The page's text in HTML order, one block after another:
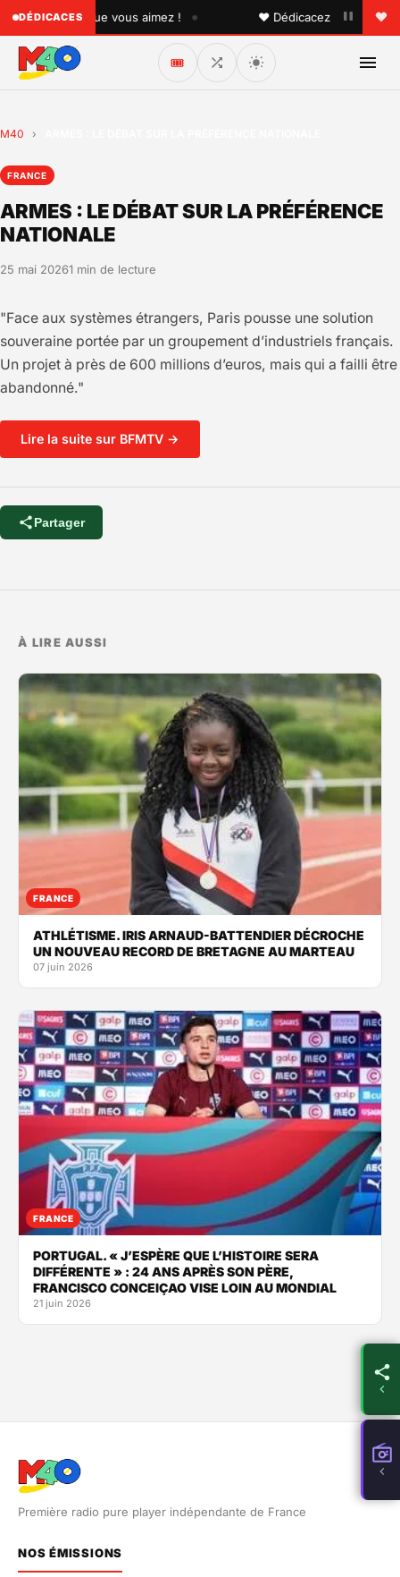
DÉDICACES
quelqu'un que vous aimez ! • ♥ Dédicacez un titre à vos
🎟️
M40 ›
FRANCE
ARMES : LE DÉBAT SUR LA PRÉFÉRENCE
NATIONALE
25 mai 20261 min de lecture
"Face aux systèmes étrangers, Paris pousse une solution
souveraine portée par un groupement d’industriels français.
Un projet à près de 600 millions d’euros, mais qui a failli être
abandonné."
Lire la suite sur BFMTV →
Partager
À LIRE AUSSI
FRANCE
ATHLÉTISME. IRIS ARNAUD-BATTENDIER DÉCROCHE
UN NOUVEAU RECORD DE BRETAGNE AU MARTEAU
07 juin 2026
FRANCE
PORTUGAL. « J’ESPÈRE QUE L’HISTOIRE SERA
DIFFÉRENTE » : 24 ANS APRÈS SON PÈRE,
FRANCISCO CONCEIÇAO VISE LOIN AU MONDIAL
21 juin 2026
Première radio pure player indépendante de France
NOS ÉMISSIONS